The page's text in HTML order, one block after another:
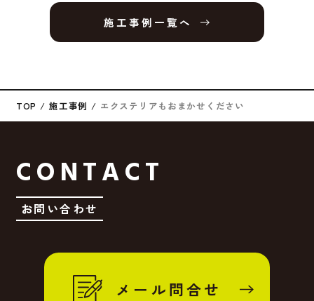
施工事例一覧へ
TOP 施工事例 エクステリアもおまかせください
CONTACT
お問い合わせ
メール問合せ